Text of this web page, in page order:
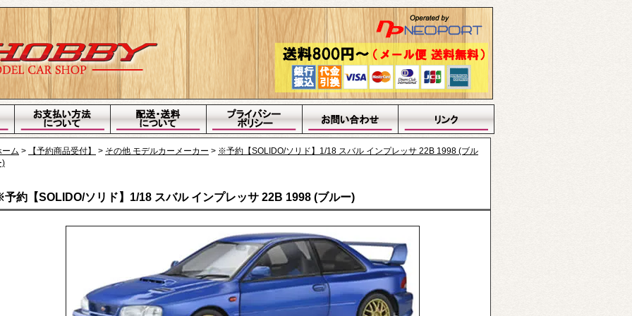
ーム > 【予約商品受付】 > その他 モデルカーメーカー > ※予約【SOLIDO/ソリド】1/18 スバル インプレッサ 22B 1998 (ブル
)
約【SOLIDO/ソリド】1/18 スバル インプレッサ 22B 1998 (ブルー)